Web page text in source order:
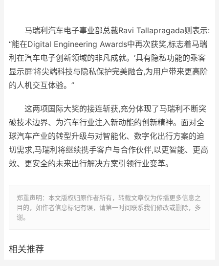
马瑞利汽车电子事业部总裁Ravi Tallapragada则表示:
“能在Digital Engineering Awards中再次获奖,标志着马瑞
利在汽车电子创新领域的非凡成就。‘具有隐私功能的乘客
显示屏’将尖端科技与隐私保护完美融合,为用户带来更高阶
的人机交互体验。”
这两项国际大奖的接连斩获,充分体现了马瑞利不断突
破技术边界、为汽车行业注入新动能的创新精神。面对全
球汽车产业的转型升级与对智能化、数字化出行方案的迫
切需求,马瑞利将继续携手客户与合作伙伴,以更智能、更高
效、更安全的未来出行解决方案引领行业变革。
郑重声明：本文版权归原作者所有，转载文章仅为传播更多信息之
目的，如作者信息标记有误，请第一时间联系我们修改或删除，多
谢。
相关推荐